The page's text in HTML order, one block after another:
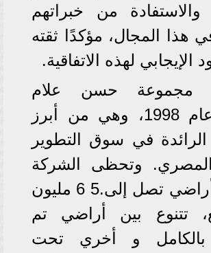
والاستفادة من خبراتهم
هذا المجال، مؤكدًا ثقته
الإيجابي لهذه الاتفاقية.
مجموعة حسن علام
العقارية عام 1998، وهي من أبرز
في سوق التطوير
المصري. وتحظى الشركة
بمحفظة أراضي تصل إلى.5 6 مليون
تتنوع بين أراضي تم
بالكامل و أخري تحت